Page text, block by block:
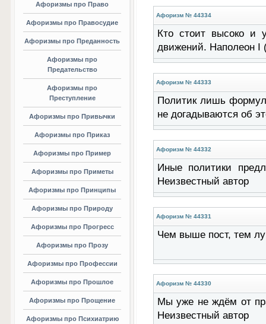
Афоризмы про Право
Афоризмы про Правосудие
Афоризмы про Преданность
Афоризмы про
Предательство
Афоризмы про
Преступление
Афоризмы про Привычки
Афоризмы про Приказ
Афоризмы про Пример
Афоризмы про Приметы
Афоризмы про Принципы
Афоризмы про Природу
Афоризмы про Прогресс
Афоризмы про Прозу
Афоризмы про Профессии
Афоризмы про Прошлое
Афоризмы про Прощение
Афоризмы про Психиатрию
Афоризм № 44334
Кто стоит высоко и
движений. Наполеон I
Афоризм № 44333
Политик лишь
не догадываются об
Афоризм № 44332
Иные политики
Неизвестный автор
Афоризм № 44331
Чем выше пост, тем
Афоризм № 44330
Мы уже не ждём от
Неизвестный автор